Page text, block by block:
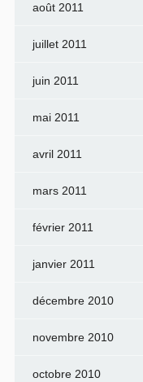
août 2011
juillet 2011
juin 2011
mai 2011
avril 2011
mars 2011
février 2011
janvier 2011
décembre 2010
novembre 2010
octobre 2010